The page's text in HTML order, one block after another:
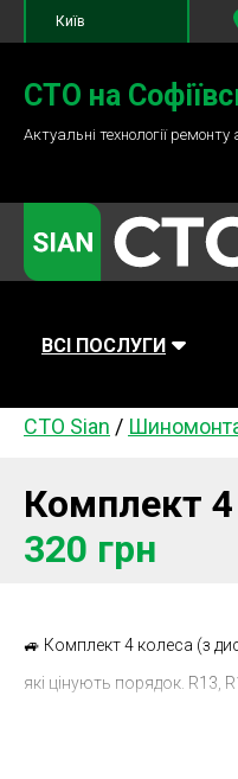
Київ
+380 95781-84-84
+380 98791-84-
СТО на
Актуальні технології ремонту
ВСІ ПОСЛУГИ
Автомийка
Гальмівна система
СТО Sian /
Комплект 4
320 грн
🚙 Комплект 4 колеса (з
які цінують порядок. R13,